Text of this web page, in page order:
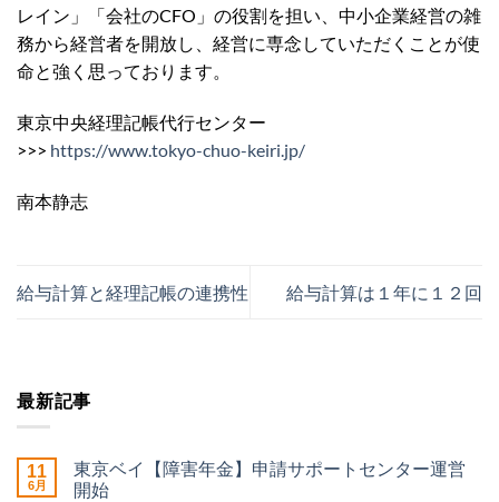
レイン」「会社のCFO」の役割を担い、中小企業経営の雑
務から経営者を開放し、経営に専念していただくことが使
命と強く思っております。
東京中央経理記帳代行センター
>>> https://www.tokyo-chuo-keiri.jp/
南本静志
給与計算と経理記帳の連携性 給与計算は１年に１２回
最新記事
11
6月
東京ベイ【障害年金】申請サポートセンター運営
開始